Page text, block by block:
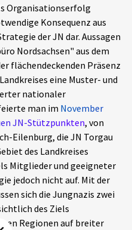
Organisationserfolg
Konsequenz aus
der JN dar. Aussagen
Nordsachsen" aus dem
flächendeckenden Präsenz
eine Muster- und
nationaler
man im November
JN-Stützpunkten, von
Eilenburg, die JN Torgau
des Landkreises
Mitglieder und geeigneter
jedoch nicht auf. Mit der
sich die Jungnazis zwei
des Ziels
Regionen auf breiter